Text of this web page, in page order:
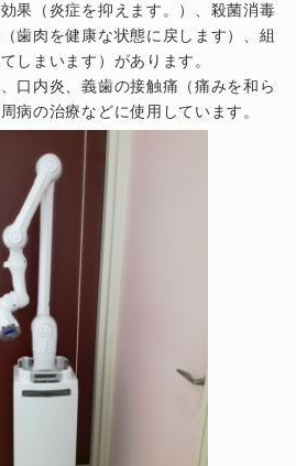
果（炎症を抑えます。）、殺菌消毒
歯肉を健康な状態に戻します）、組
しまいます）があります。
口内炎、義歯の接触痛（痛みを和ら
病の治療などに使用しています。